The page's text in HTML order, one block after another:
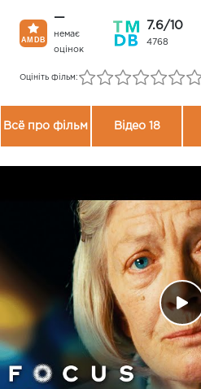
—
немає
оцінок
7.6/10
4768
Оцініть фільм:
Всё про фільм Відео 18